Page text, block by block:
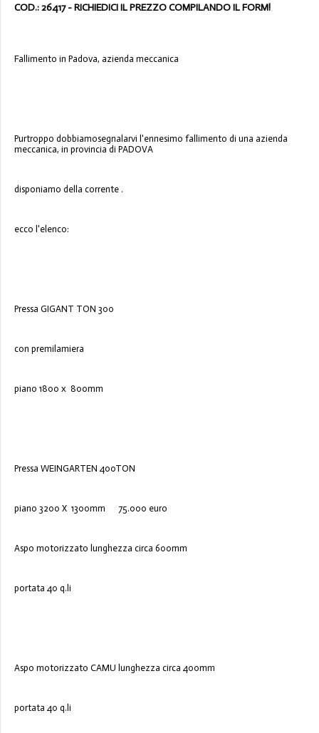
COD.: 26417 - RICHIEDICI IL PREZZO COMPILANDO IL FORM!
Fallimento in Padova, azienda meccanica
Purtroppo dobbiamosegnalarvi l'ennesimo fallimento di una azienda
meccanica, in provincia di PADOVA
disponiamo della corrente .
ecco l'elenco:
Pressa GIGANT TON 300
con premilamiera
piano 1800 x 800mm
Pressa WEINGARTEN 400TON
piano 3200 X 1300mm 75.000 euro
Aspo motorizzato lunghezza circa 600mm
portata 40 q.li
Aspo motorizzato CAMU lunghezza circa 400mm
portata 40 q.li